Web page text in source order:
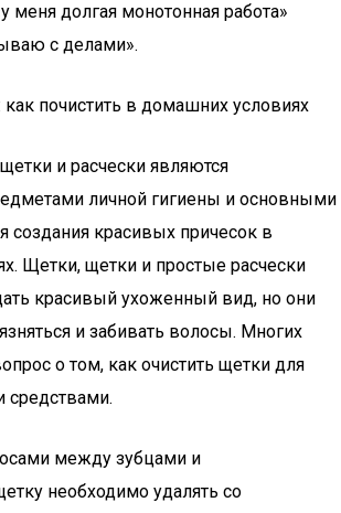
меня долгая монотонная работа»
с делами».
как почистить в домашних условиях
и расчески являются
личной гигиены и основными
создания красивых причесок в
Щетки, щетки и простые расчески
красивый ухоженный вид, но они
и забивать волосы. Многих
о том, как очистить щетки для
средствами.
между зубцами и
необходимо удалять со